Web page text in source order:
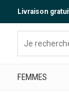
Livraison
FEMMES